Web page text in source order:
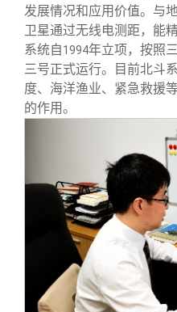
发展情况和应用价值。与
卫星通过无线电测距，能
系统自1994年立项，按照
三号正式运行。目前北斗
度、海洋渔业、紧急救援
的作用。